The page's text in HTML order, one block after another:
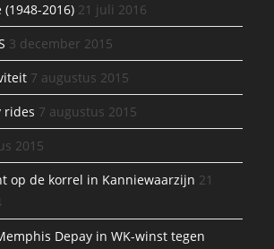
2016) 21 juli 2016
3 december 2015
7 augustus 2015
rides 7 augustus 2015
2015
op de korrel in Kanniewaarzijn 21
Depay in WK-winst tegen